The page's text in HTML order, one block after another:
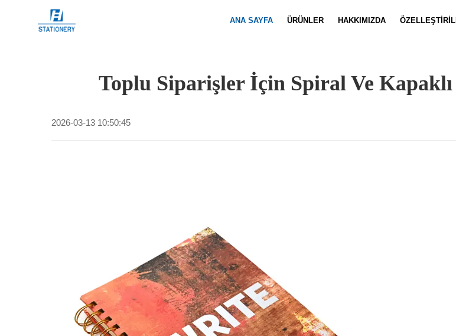
ANA SAYFA ÜRÜNLER HAKKIMIZDA
Toplu Siparişler İçin Spiral Ve
2026-03-13 10:50:45